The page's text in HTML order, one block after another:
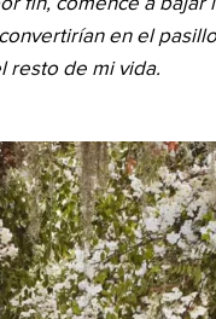
fin, comencé a bajar
en el
resto de mi vida.